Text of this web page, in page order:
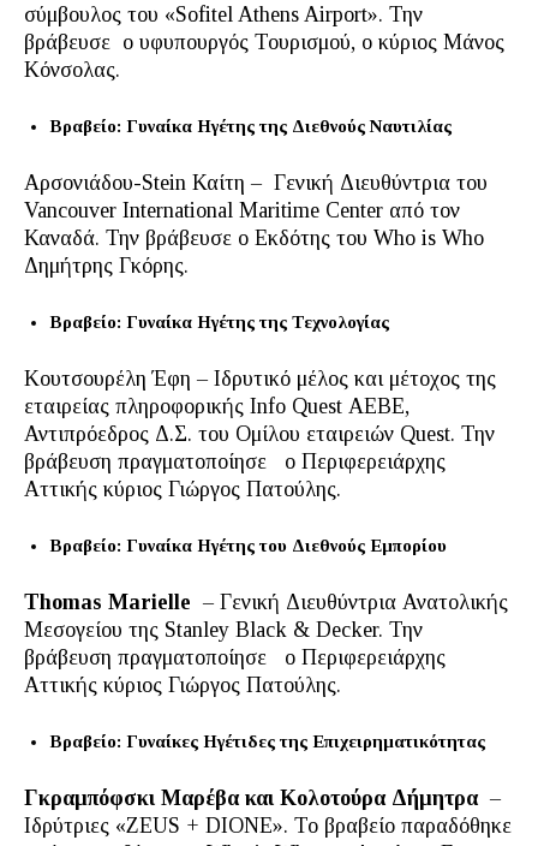
σύμβουλος του «Sofitel Athens Airport». Την
βράβευσε ο υφυπουργός Τουρισμού, ο κύριος Μάνος
Κόνσολας.
Βραβείο: Γυναίκα Ηγέτης της Διεθνούς Ναυτιλίας
Αρσονιάδου-Stein Καίτη – Γενική Διευθύντρια του
Vancouver International Maritime Center από τον
Καναδά. Την βράβευσε ο Εκδότης του Who is Who
Δημήτρης Γκόρης.
Βραβείο: Γυναίκα Ηγέτης της Τεχνολογίας
Κουτσουρέλη Έφη – Ιδρυτικό μέλος και μέτοχος της
εταιρείας πληροφορικής Info Quest ΑΕΒΕ,
Αντιπρόεδρος Δ.Σ. του Ομίλου εταιρειών Quest. Την
βράβευση πραγματοποίησε ο Περιφερειάρχης
Αττικής κύριος Γιώργος Πατούλης.
Βραβείο: Γυναίκα Ηγέτης του Διεθνούς Εμπορίου
Thomas Marielle – Γενική Διευθύντρια Ανατολικής
Μεσογείου της Stanley Black & Decker. Την
βράβευση πραγματοποίησε ο Περιφερειάρχης
Αττικής κύριος Γιώργος Πατούλης.
Βραβείο: Γυναίκες Ηγέτιδες της Επιχειρηματικότητας
Γκραμπόφσκι Μαρέβα και Κολοτούρα Δήμητρα –
Ιδρύτριες «ZEUS + DIONE». Το βραβείο παραδόθηκε